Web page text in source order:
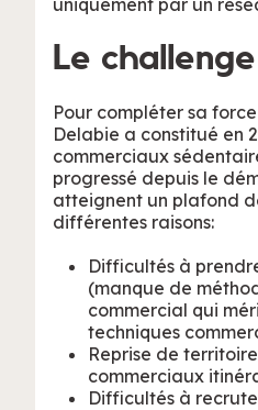
Le challenge
Pour compléter sa
Delabie a constitué en
commerciaux
progressé depuis le
atteignent un plafond
différentes raisons:
Difficultés à
(manque de
commercial qui
techniques
Reprise de
commerciaux
Difficultés à